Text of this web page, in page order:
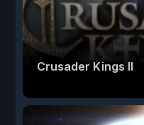
Crusader Kings II